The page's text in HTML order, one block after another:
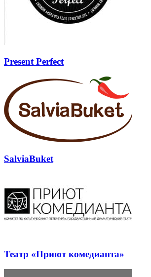
Present Perfect
SalviaBuket
Театр «Приют комедианта»